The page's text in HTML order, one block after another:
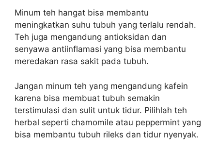
Minum teh hangat bisa membantu
meningkatkan suhu tubuh yang terlalu rendah.
Teh juga mengandung antioksidan dan
senyawa antiinflamasi yang bisa membantu
meredakan rasa sakit pada tubuh.
Jangan minum teh yang mengandung kafein
karena bisa membuat tubuh semakin
terstimulasi dan sulit untuk tidur. Pilihlah teh
herbal seperti chamomile atau peppermint yang
bisa membantu tubuh rileks dan tidur nyenyak.